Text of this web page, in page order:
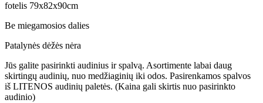
fotelis 79x82x90cm
Be miegamosios dalies
Patalynės dėžės nėra
Jūs galite pasirinkti audinius ir spalvą. Asortimente labai daug
skirtingų audinių, nuo medžiaginių iki odos. Pasirenkamos spalvos
iš LITENOS audinių paletės. (Kaina gali skirtis nuo pasirinkto
audinio)